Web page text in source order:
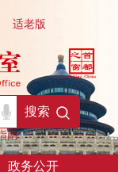
南
搜索
适老版
政务公开